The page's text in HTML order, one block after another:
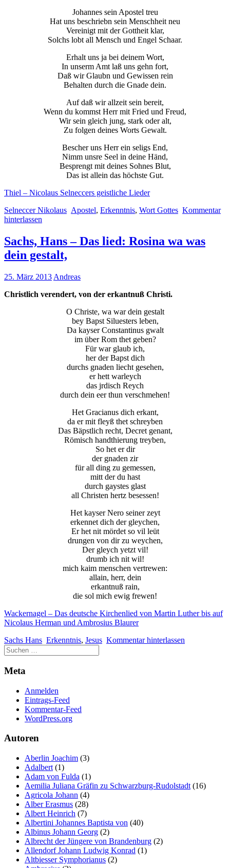
Johannes sein Apostel treu
Hat uns beschriebn sein Menschheit neu
Vereinigt mit der Gottheit klar,
Solchs lobt all Mensch und Engel Schaar.
Erhalt uns ja bei deinem Wort,
In unserm Amt laß uns gehn fort,
Daß wir Glaubn und Gewissen rein
Behalten durch die Gnade dein.
Auf daß wir allzeit sein bereit,
Wenn du kommst Herr mit Fried und Freud,
Wir sein gleich jung, stark oder alt,
Zu folgen deines Worts Gewalt.
Bescher uns Herr ein seligs End,
Nimm unsre Seel in deine Händ,
Besprengt mit deines Sohnes Blut,
Das ist allein das höchste Gut.
Thiel – Nicolaus Selneccers geistliche Lieder
Selneccer Nikolaus Apostel, Erkenntnis, Wort Gottes Kommentar
hinterlassen
Sachs, Hans – Das lied: Rosina wa was
dein gestalt,
25. März 2013 Andreas
Christlich verendert, von der erkantnuß Christi.
O Christe, wa war dein gestalt
bey Bapst Siluesters leben,
Da kayser Constantinus gwalt
im über Rom thet geben?
Für war glaub ich,
her der Bapst dich
durchs gnaden liecht gesehen,
er hett warleych
das jrdisch Reych
durch dein eer thun verschmehen!
Het Gracianus dich erkant,
da er mit fleyß thet schreyben
Das Bäpstlich recht, Decret genant,
Römisch handthierung treyben,
So het er dir
der gnaden zir
für all ding zu gemessen,
mitt der du hast
durch gaystes glast
all Christen hertz besessen!
Het kayser Nero seiner zeyt
erkennet dich der gleychen,
Er het nit mördet so vil leüt
drungen von dir zu weychen,
Der gleych yetzt vil!
drumb ich nit wil!
mich kaim menschen vertrewen:
allain, herr, dein
erkantnuß rain,
die sol mich ewig frewen!
Wackernagel – Das deutsche Kirchenlied von Martin Luther bis auf
Nicolaus Herman und Ambrosius Blaurer
Sachs Hans Erkenntnis, Jesus Kommentar hinterlassen
Meta
Anmelden
Eintrags-Feed
Kommentar-Feed
WordPress.org
Autoren
Aberlin Joachim (3)
Adalbert (1)
Adam von Fulda (1)
Aemilia Juliana Gräfin zu Schwarzburg-Rudolstadt (16)
Agricola Johann (4)
Alber Erasmus (28)
Albert Heinrich (7)
Albertini Johannes Baptista von (40)
Albinus Johann Georg (2)
Albrecht der Jüngere von Brandenburg (2)
Allendorf Johann Ludwig Konrad (1)
Altbiesser Symphorianus (2)